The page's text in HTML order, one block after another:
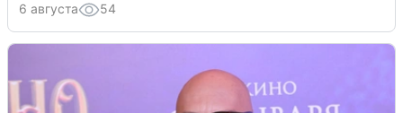
6 августа 54